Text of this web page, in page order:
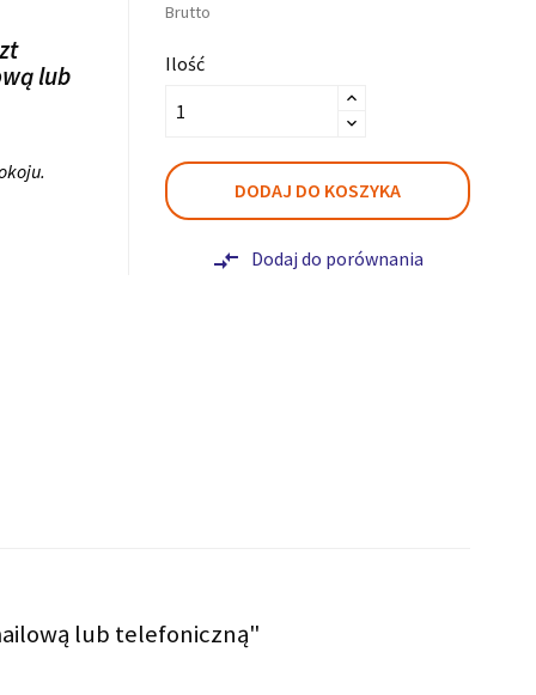
lub
Brutto
Ilość
DODAJ DO KOSZYKA
compare_arrows Dodaj do porównania
lub telefoniczną"